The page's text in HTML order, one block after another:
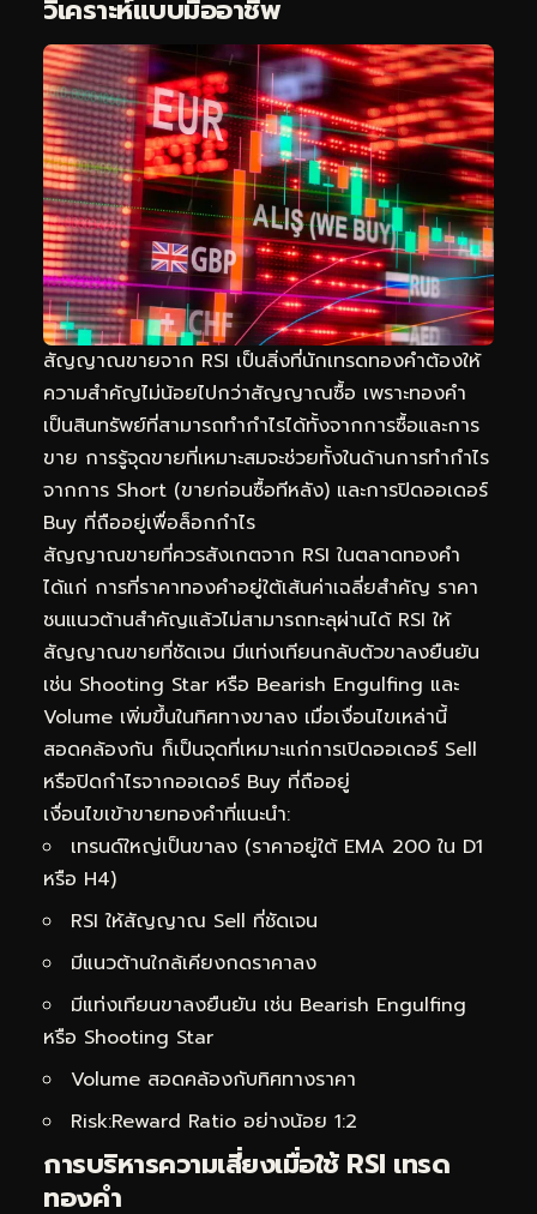
วิเคราะห์แบบมืออาชีพ
สัญญาณขายจาก RSI เป็นสิ่งที่นักเทรดทองคำต้องให้
ความสำคัญไม่น้อยไปกว่าสัญญาณซื้อ เพราะทองคำ
เป็นสินทรัพย์ที่สามารถทำกำไรได้ทั้งจากการซื้อและการ
ขาย การรู้จุดขายที่เหมาะสมจะช่วยทั้งในด้านการทำกำไร
จากการ Short (ขายก่อนซื้อทีหลัง) และการปิดออเดอร์
Buy ที่ถืออยู่เพื่อล็อกกำไร
สัญญาณขายที่ควรสังเกตจาก RSI ในตลาดทองคำ
ได้แก่ การที่ราคาทองคำอยู่ใต้เส้นค่าเฉลี่ยสำคัญ ราคา
ชนแนวต้านสำคัญแล้วไม่สามารถทะลุผ่านได้ RSI ให้
สัญญาณขายที่ชัดเจน มีแท่งเทียนกลับตัวขาลงยืนยัน
เช่น Shooting Star หรือ Bearish Engulfing และ
Volume เพิ่มขึ้นในทิศทางขาลง เมื่อเงื่อนไขเหล่านี้
สอดคล้องกัน ก็เป็นจุดที่เหมาะแก่การเปิดออเดอร์ Sell
หรือปิดกำไรจากออเดอร์ Buy ที่ถืออยู่
เงื่อนไขเข้าขายทองคำที่แนะนำ:
เทรนด์ใหญ่เป็นขาลง (ราคาอยู่ใต้ EMA 200 ใน D1
หรือ H4)
RSI ให้สัญญาณ Sell ที่ชัดเจน
มีแนวต้านใกล้เคียงกดราคาลง
มีแท่งเทียนขาลงยืนยัน เช่น Bearish Engulfing
หรือ Shooting Star
Volume สอดคล้องกับทิศทางราคา
Risk:Reward Ratio อย่างน้อย 1:2
การบริหารความเสี่ยงเมื่อใช้ RSI เทรด
ทองคำ